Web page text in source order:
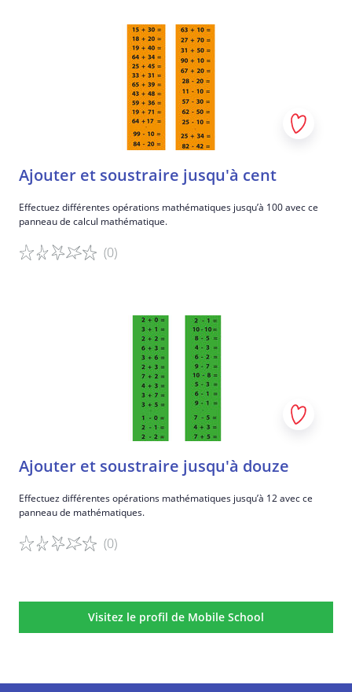
Ajouter et soustraire jusqu'à cent
Effectuez différentes opérations mathématiques jusqu’à 100 avec ce
panneau de calcul mathématique.
(0)
Ajouter et soustraire jusqu'à douze
Effectuez différentes opérations mathématiques jusqu’à 12 avec ce
panneau de mathématiques.
(0)
Visitez le profil de Mobile School